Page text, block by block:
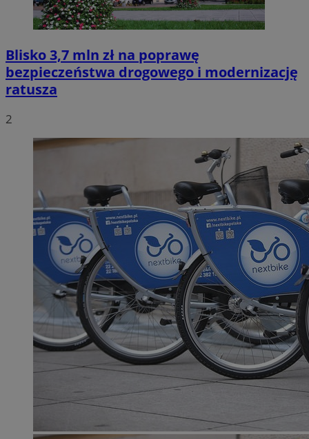
Blisko 3,7 mln zł na poprawę
bezpieczeństwa drogowego i modernizację
ratusza
2